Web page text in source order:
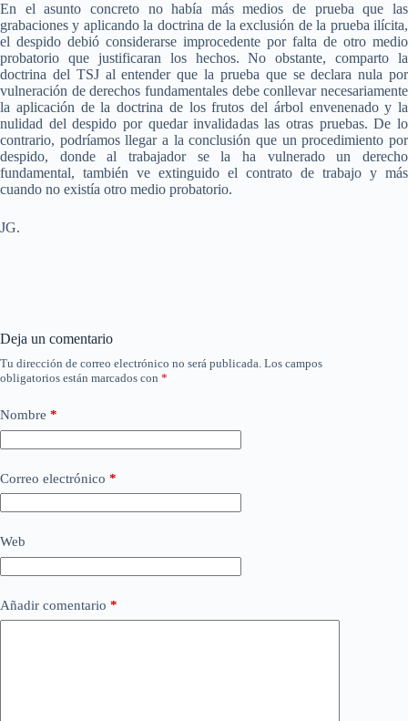
En el asunto concreto no había más medios de prueba que las
grabaciones y aplicando la doctrina de la exclusión de la prueba ilícita,
el despido debió considerarse improcedente por falta de otro medio
probatorio que justificaran los hechos. No obstante, comparto la
doctrina del TSJ al entender que la prueba que se declara nula por
vulneración de derechos fundamentales debe conllevar necesariamente
la aplicación de la doctrina de los frutos del árbol envenenado y la
nulidad del despido por quedar invalidadas las otras pruebas. De lo
contrario, podríamos llegar a la conclusión que un procedimiento por
despido, donde al trabajador se la ha vulnerado un derecho
fundamental, también ve extinguido el contrato de trabajo y más
cuando no existía otro medio probatorio.
JG.
Deja un comentario
Tu dirección de correo electrónico no será publicada. Los campos
obligatorios están marcados con *
Nombre *
Correo electrónico *
Web
Añadir comentario *